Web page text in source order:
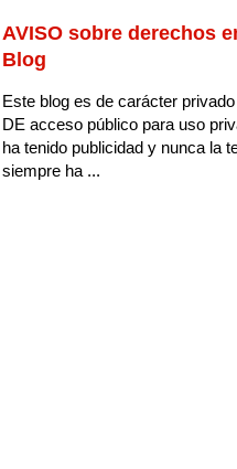
AVISO sobre derechos
Blog
Este blog es de carácter
DE acceso público para uso
ha tenido publicidad y nunca la
siempre ha ...